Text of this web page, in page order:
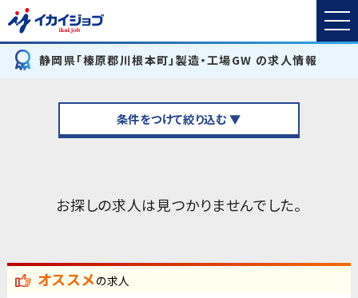
静岡県「榛原郡川根本町」製造・工場GW の求人情報
条件をつけて絞り込む ▼
お探しの求人は見つかりませんでした。
オススメの求人